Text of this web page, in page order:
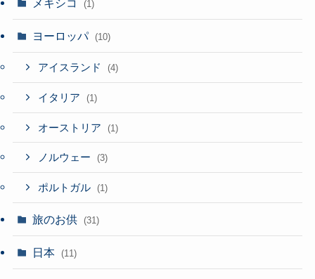
メキシコ (1)
ヨーロッパ (10)
アイスランド (4)
イタリア (1)
オーストリア (1)
ノルウェー (3)
ポルトガル (1)
旅のお供 (31)
日本 (11)